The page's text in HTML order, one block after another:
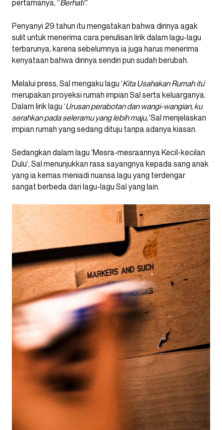
pertamanya, “Berhati”.
Penyanyi 29 tahun itu mengatakan bahwa dirinya agak
sulit untuk menerima cara penulisan lirik dalam lagu-lagu
terbarunya, karena sebelumnya ia juga harus menerima
kenyataan bahwa dirinya sendiri pun sudah berubah.
Melalui press, Sal mengaku lagu ‘Kita Usahakan Rumah itu’
merupakan proyeksi rumah impian Sal serta keluarganya.
Dalam lirik lagu ‘Urusan perabotan dan wangi-wangian, ku
serahkan pada seleramu yang lebih maju,’Sal menjelaskan
impian rumah yang sedang dituju tanpa adanya kiasan.
Sedangkan dalam lagu ‘Mesra-mesraannya Kecil-kecilan
Dulu’, Sal menunjukkan rasa sayangnya kepada sang anak
yang ia kemas meniadi nuansa lagu yang terdengar
sangat berbeda dari lagu-lagu Sal yang lain.